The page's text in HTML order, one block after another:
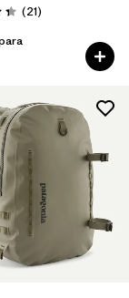
4.4 / 5
(21Comentarios
)